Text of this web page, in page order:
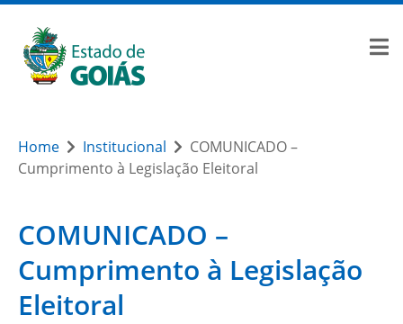
Home Institucional
COMUNICADO –
Cumprimento à Legislação Eleitoral
COMUNICADO –
Cumprimento à Legislação
Eleitoral